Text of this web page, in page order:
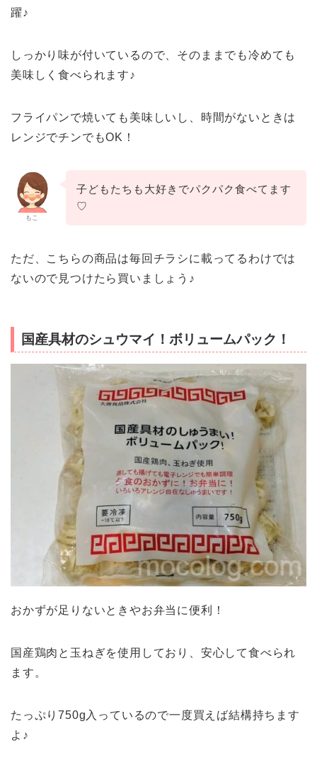
躍♪
しっかり味が付いているので、そのままでも冷めても
美味しく食べられます♪
フライパンで焼いても美味しいし、時間がないときは
レンジでチンでもOK！
もこ
子どもたちも大好きでパクパク食べてます
♡
ただ、こちらの商品は毎回チラシに載ってるわけでは
ないので見つけたら買いましょう♪
国産具材のシュウマイ！ボリュームパック！
おかずが足りないときやお弁当に便利！
国産鶏肉と玉ねぎを使用しており、安心して食べられ
ます。
たっぷり750g入っているので一度買えば結構持ちます
よ♪